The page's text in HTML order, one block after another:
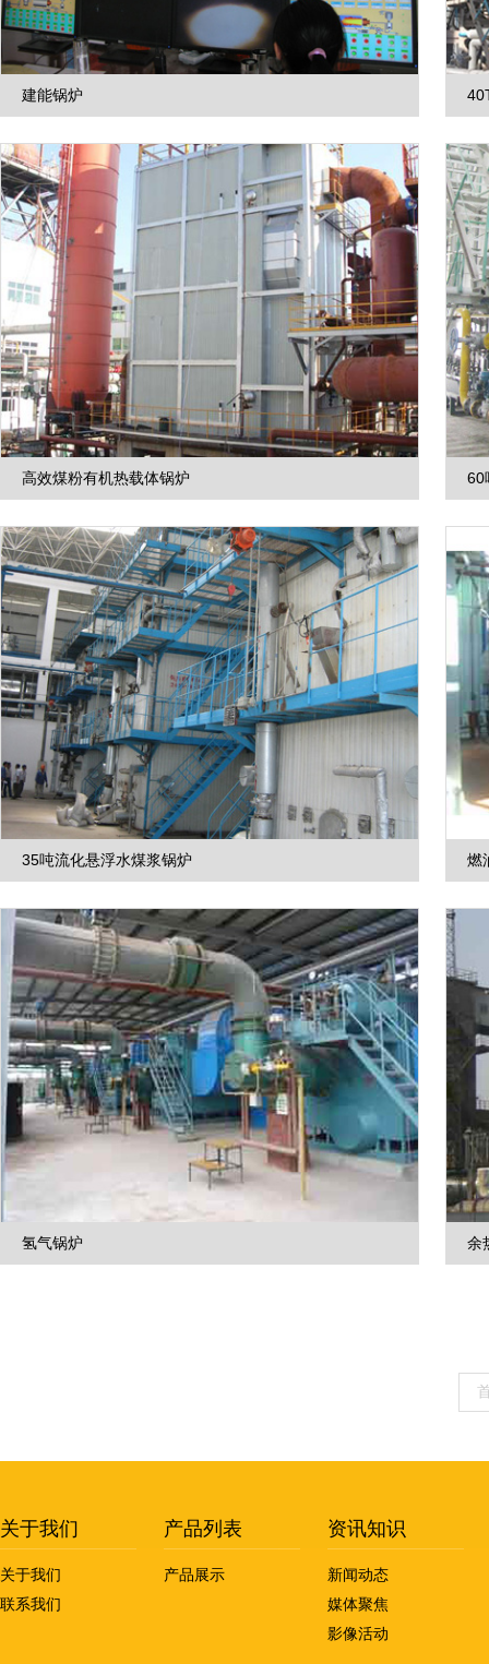
建能锅炉
高效煤粉有机热载体锅炉 60
35吨流化悬浮水煤浆锅炉 燃
氢气锅炉 余
关于我们
关于我们
联系我们
产品列表
产品展示
资讯知识
新闻动态
媒体聚焦
影像活动